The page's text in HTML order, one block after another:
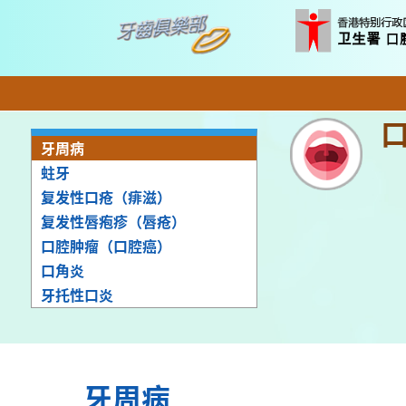
牙周病
蛀牙
复发性口疮（痱滋）
复发性唇疱疹（唇疮）
口腔肿瘤（口腔癌）
口角炎
牙托性口炎
牙周病